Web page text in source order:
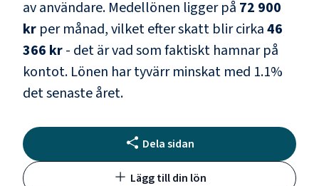
av användare. Medellönen ligger på 72 900
kr per månad, vilket efter skatt blir cirka46
366 kr- det är vad som faktiskt hamnar på
kontot. Lönen har tyvärr minskat med 1.1%
det senaste året.
Dela sidan
Lägg till din lön